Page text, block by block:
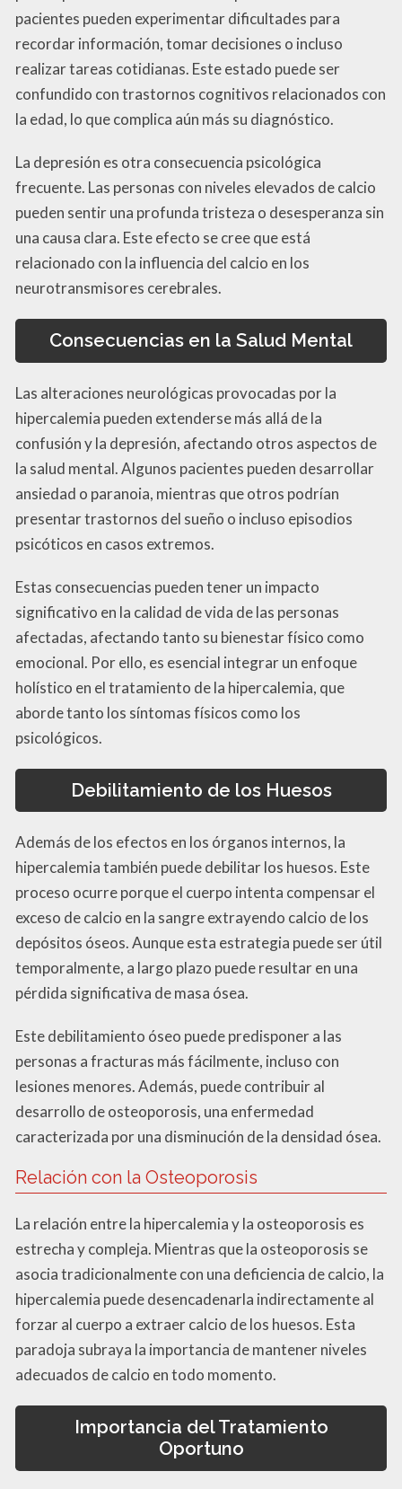
pacientes pueden experimentar dificultades para
recordar información, tomar decisiones o incluso
realizar tareas cotidianas. Este estado puede ser
confundido con trastornos cognitivos relacionados con
la edad, lo que complica aún más su diagnóstico.
La depresión es otra consecuencia psicológica
frecuente. Las personas con niveles elevados de calcio
pueden sentir una profunda tristeza o desesperanza sin
una causa clara. Este efecto se cree que está
relacionado con la influencia del calcio en los
neurotransmisores cerebrales.
Consecuencias en la Salud Mental
Las alteraciones neurológicas provocadas por la
hipercalemia pueden extenderse más allá de la
confusión y la depresión, afectando otros aspectos de
la salud mental. Algunos pacientes pueden desarrollar
ansiedad o paranoia, mientras que otros podrían
presentar trastornos del sueño o incluso episodios
psicóticos en casos extremos.
Estas consecuencias pueden tener un impacto
significativo en la calidad de vida de las personas
afectadas, afectando tanto su bienestar físico como
emocional. Por ello, es esencial integrar un enfoque
holístico en el tratamiento de la hipercalemia, que
aborde tanto los síntomas físicos como los
psicológicos.
Debilitamiento de los Huesos
Además de los efectos en los órganos internos, la
hipercalemia también puede debilitar los huesos. Este
proceso ocurre porque el cuerpo intenta compensar el
exceso de calcio en la sangre extrayendo calcio de los
depósitos óseos. Aunque esta estrategia puede ser útil
temporalmente, a largo plazo puede resultar en una
pérdida significativa de masa ósea.
Este debilitamiento óseo puede predisponer a las
personas a fracturas más fácilmente, incluso con
lesiones menores. Además, puede contribuir al
desarrollo de osteoporosis, una enfermedad
caracterizada por una disminución de la densidad ósea.
Relación con la Osteoporosis
La relación entre la hipercalemia y la osteoporosis es
estrecha y compleja. Mientras que la osteoporosis se
asocia tradicionalmente con una deficiencia de calcio, la
hipercalemia puede desencadenarla indirectamente al
forzar al cuerpo a extraer calcio de los huesos. Esta
paradoja subraya la importancia de mantener niveles
adecuados de calcio en todo momento.
Importancia del Tratamiento
Oportuno